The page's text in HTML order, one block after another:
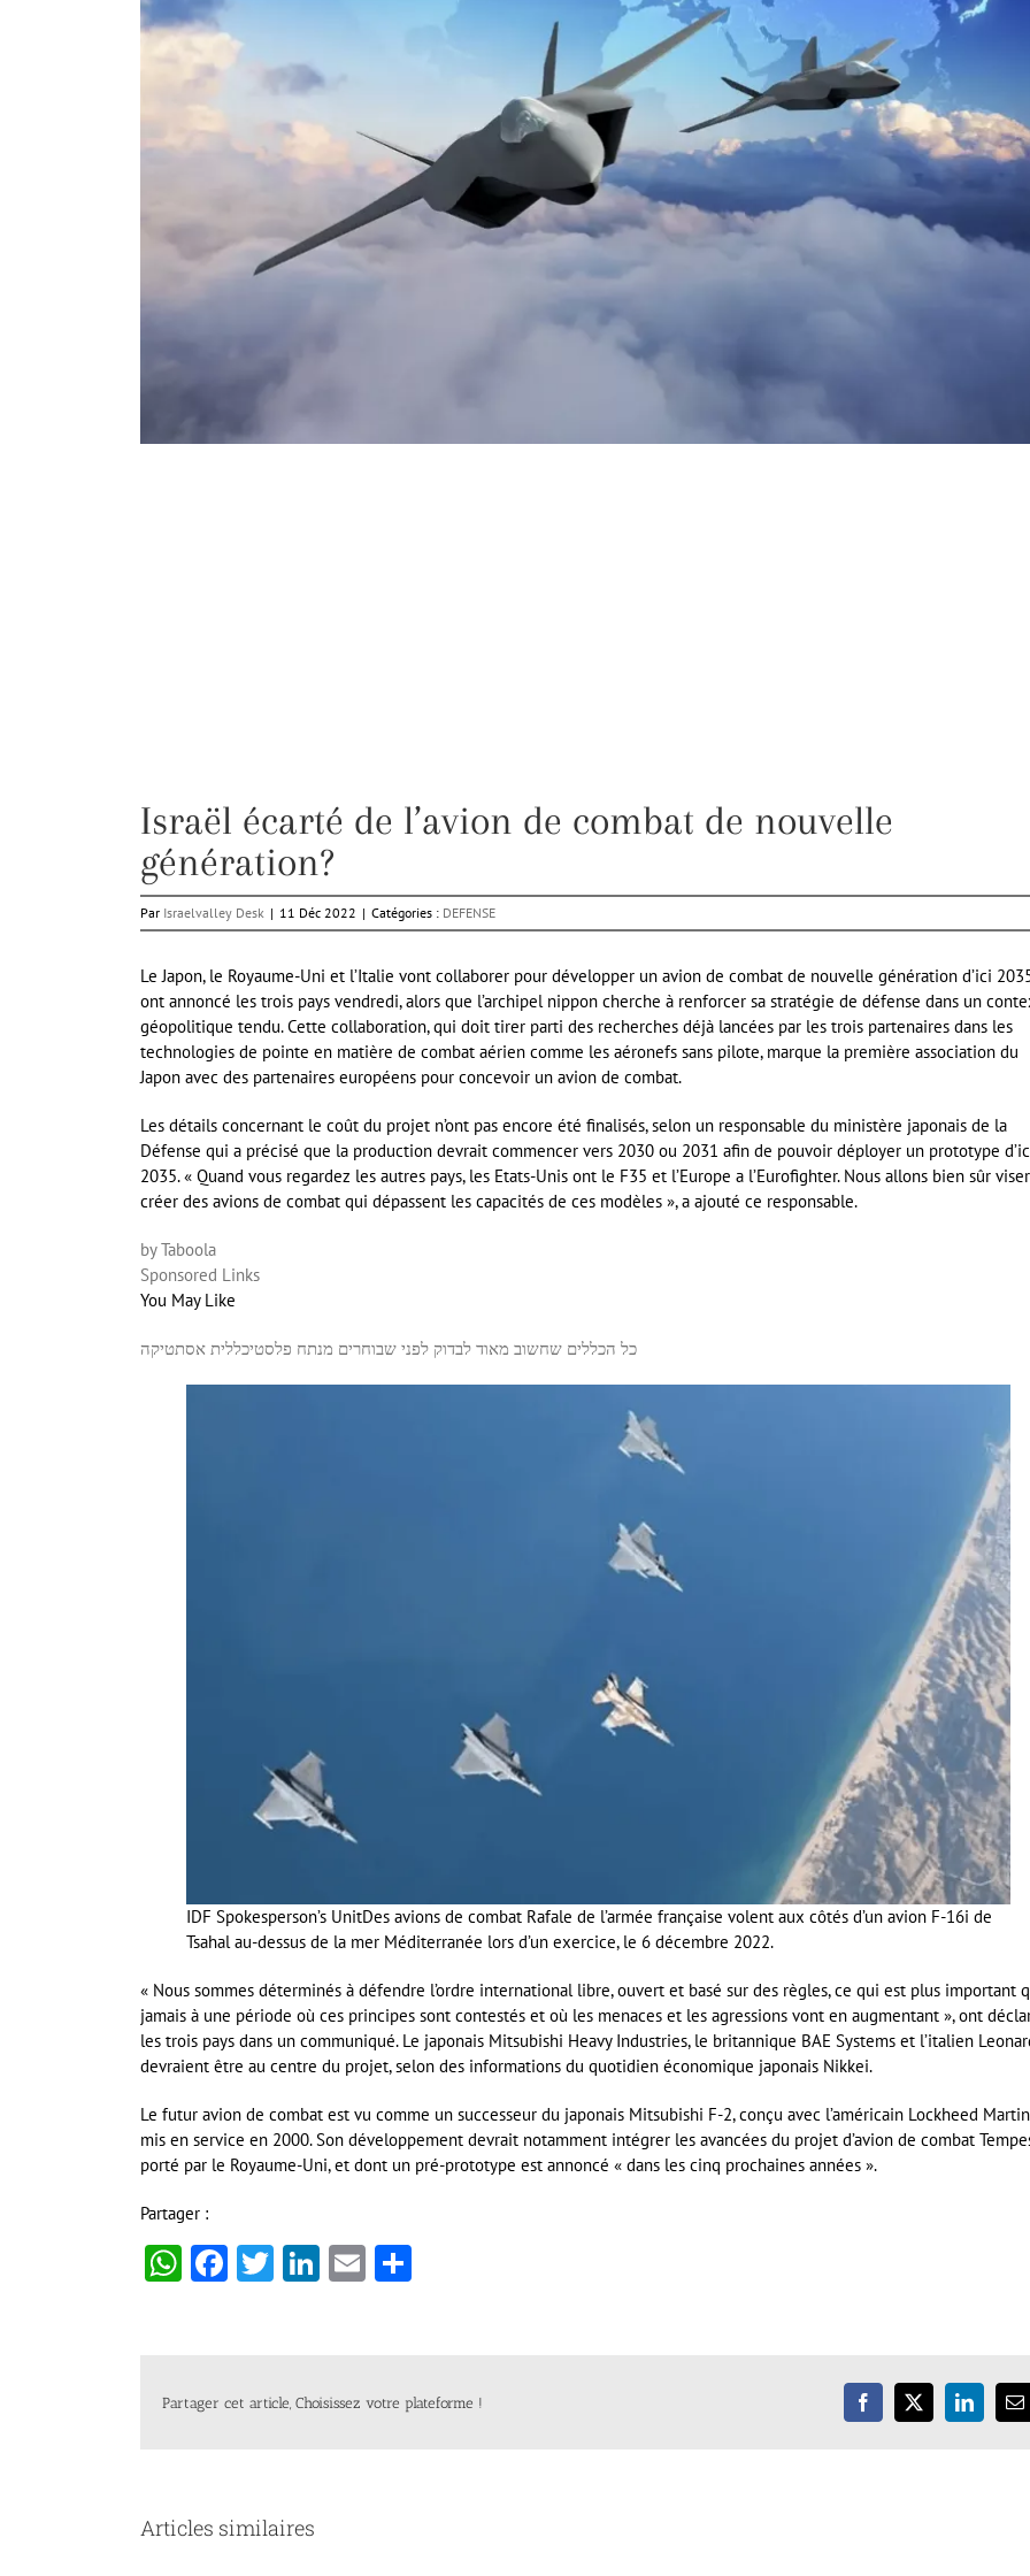
Israël écarté de l’avion de combat de nouvelle
génération?
Par Israelvalley Desk | 11 Déc 2022 | Catégories : DEFENSE
Le Japon, le Royaume-Uni et l’Italie vont collaborer pour développer un avion de combat de nouvelle génération d’ici
ont annoncé les trois pays vendredi, alors que l’archipel nippon cherche à renforcer sa stratégie de défense dans un
géopolitique tendu. Cette collaboration, qui doit tirer parti des recherches déjà lancées par les trois partenaires dans les
technologies de pointe en matière de combat aérien comme les aéronefs sans pilote, marque la première association du
Japon avec des partenaires européens pour concevoir un avion de combat.
Les détails concernant le coût du projet n’ont pas encore été finalisés, selon un responsable du ministère japonais de la
Défense qui a précisé que la production devrait commencer vers 2030 ou 2031 afin de pouvoir déployer un prototype
2035. « Quand vous regardez les autres pays, les Etats-Unis ont le F35 et l’Europe a l’Eurofighter. Nous allons bien sûr
créer des avions de combat qui dépassent les capacités de ces modèles », a ajouté ce responsable.
by Taboola
Sponsored Links
You May Like
כל הכללים שחשוב מאוד לבדוק לפני שבוחרים מנתח פלסטיכללית אסתטיקה
IDF Spokesperson’s UnitDes avions de combat Rafale de l’armée française volent aux côtés d’un avion F-16i de
Tsahal au-dessus de la mer Méditerranée lors d’un exercice, le 6 décembre 2022.
« Nous sommes déterminés à défendre l’ordre international libre, ouvert et basé sur des règles, ce qui est plus important
jamais à une période où ces principes sont contestés et où les menaces et les agressions vont en augmentant », ont
les trois pays dans un communiqué. Le japonais Mitsubishi Heavy Industries, le britannique BAE Systems et l’italien
devraient être au centre du projet, selon des informations du quotidien économique japonais Nikkei.
Le futur avion de combat est vu comme un successeur du japonais Mitsubishi F-2, conçu avec l’américain Lockheed
mis en service en 2000. Son développement devrait notamment intégrer les avancées du projet d’avion de combat
porté par le Royaume-Uni, et dont un pré-prototype est annoncé « dans les cinq prochaines années ».
Partager :
WhatsApp
Facebook
Twitter
LinkedIn
Email
Partager cet article, Choisissez votre plateforme ! Facebook
X LinkedIn
Articles similaires